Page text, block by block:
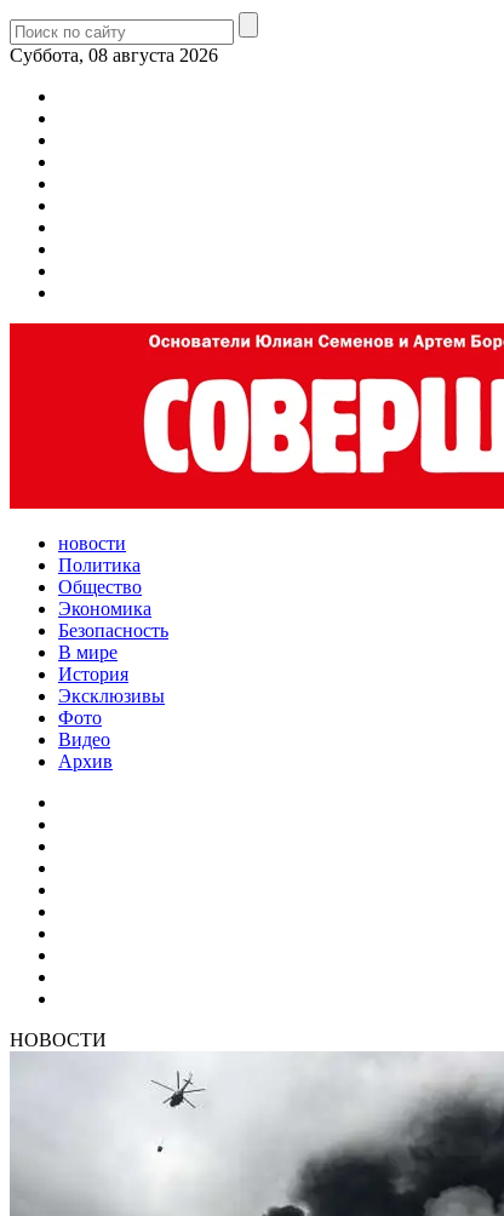
Суббота, 08 августа 2026
новости
Политика
Общество
Экономика
Безопасность
В мире
История
Эксклюзивы
Фото
Видео
Архив
НОВОСТИ